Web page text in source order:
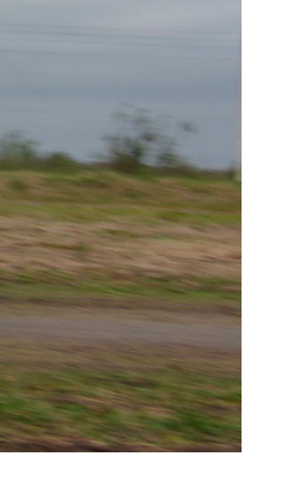
ASME al límite: Paraná, formato
y un domingo a todo o nada